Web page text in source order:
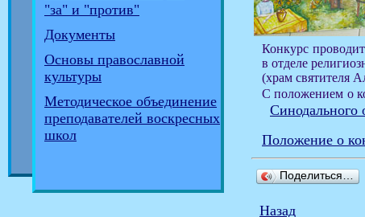
"за" и "против"
Документы
Основы православной
культуры
Методическое объединение
преподавателей воскресных
школ
Конкурс
в отделе
(храм святителя
С положением о
Синодального
Положение о
Поделиться…
Назад